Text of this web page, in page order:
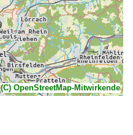
(C) OpenStreetMap-Mitwirkende